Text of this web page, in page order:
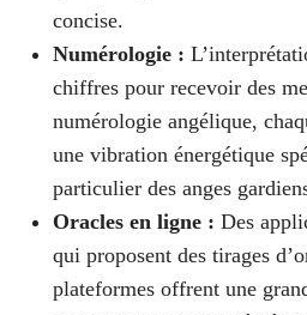
concise.
Numérologie :
chiffres pour recevoir des
numérologie angélique,
une vibration énergétique
particulier des anges
Oracles en ligne : Des
qui proposent des tirages
plateformes offrent une